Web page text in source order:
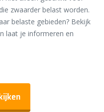
zwaarder belast worden.
belaste gebieden? Bekijk
laat je informeren en